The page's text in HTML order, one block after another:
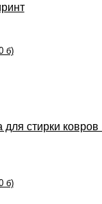
б)
для стирки ковров
б)